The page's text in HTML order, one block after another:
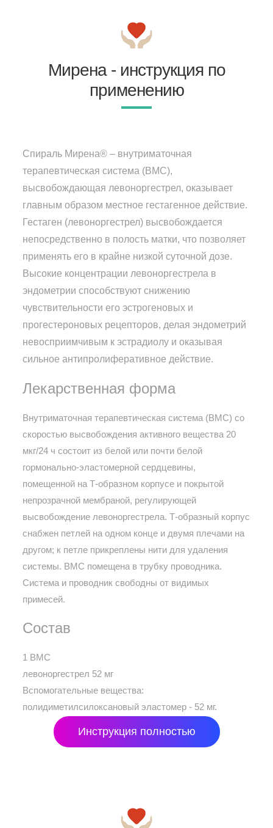
Мирена - инструкция по
применению
Спираль Мирена® – внутриматочная
терапевтическая система (ВМС),
высвобождающая левоноргестрел, оказывает
главным образом местное гестагенное действие.
Гестаген (левоноргестрел) высвобождается
непосредственно в полость матки, что позволяет
применять его в крайне низкой суточной дозе.
Высокие концентрации левоноргестрела в
эндометрии способствуют снижению
чувствительности его эстрогеновых и
прогестероновых рецепторов, делая эндометрий
невосприимчивым к эстрадиолу и оказывая
сильное антипролиферативное действие.
Лекарственная форма
Внутриматочная терапевтическая система (ВМС) со
скоростью высвобождения активного вещества 20
мкг/24 ч состоит из белой или почти белой
гормонально-эластомерной сердцевины,
помещенной на Т-образном корпусе и покрытой
непрозрачной мембраной, регулирующей
высвобождение левоноргестрела. Т-образный корпус
снабжен петлей на одном конце и двумя плечами на
другом; к петле прикреплены нити для удаления
системы. ВМС помещена в трубку проводника.
Система и проводник свободны от видимых
примесей.
Состав
1 ВМС
левоноргестрел 52 мг
Вспомогательные вещества:
полидиметилсилоксановый эластомер - 52 мг.
Инструкция полностью